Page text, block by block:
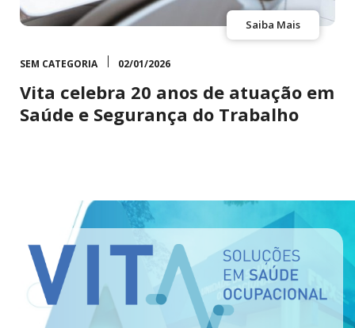
Saiba Mais
SEM CATEGORIA 02/01/2026
Vita celebra 20 anos de atuação em
Saúde e Segurança do Trabalho